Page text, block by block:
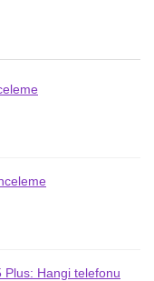
Plus: Hangi telefonu